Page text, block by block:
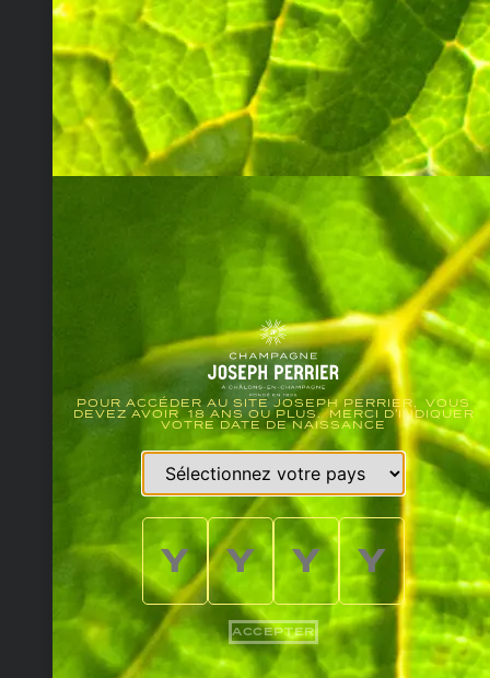
POUR ACCÉDER AU SITE JOSEPH PERRIER, VOUS
DEVEZ AVOIR 18 ANS OU PLUS. MERCI D'INDIQUER
VOTRE DATE DE NAISSANCE
ACCEPTER